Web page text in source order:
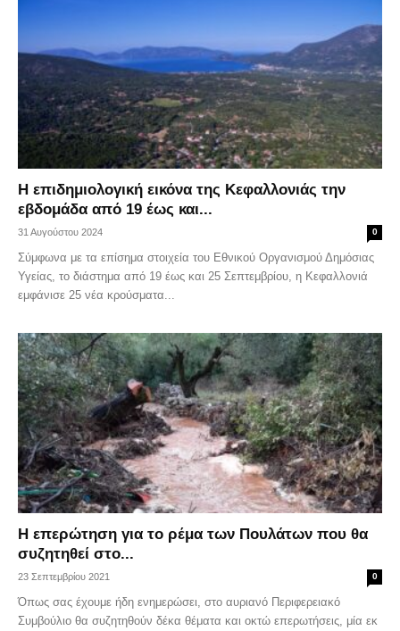
Η επιδημιολογική εικόνα της Κεφαλλονιάς την
εβδομάδα από 19 έως και...
31 Αυγούστου 2024 0
Σύμφωνα με τα επίσημα στοιχεία του Εθνικού Οργανισμού Δημόσιας
Υγείας, το διάστημα από 19 έως και 25 Σεπτεμβρίου, η Κεφαλλονιά
εμφάνισε 25 νέα κρούσματα...
Η επερώτηση για το ρέμα των Πουλάτων που θα
συζητηθεί στο...
23 Σεπτεμβρίου 2021 0
Όπως σας έχουμε ήδη ενημερώσει, στο αυριανό Περιφερειακό
Συμβούλιο θα συζητηθούν δέκα θέματα και οκτώ επερωτήσεις, μία εκ